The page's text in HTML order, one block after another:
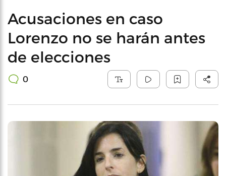
Acusaciones en caso
Lorenzo no se harán antes
de elecciones
0